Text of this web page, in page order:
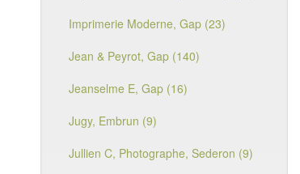
Imprimerie Moderne, Gap (23)
Jean & Peyrot, Gap (140)
Jeanselme E, Gap (16)
Jugy, Embrun (9)
Jullien C, Photographe, Sederon (9)